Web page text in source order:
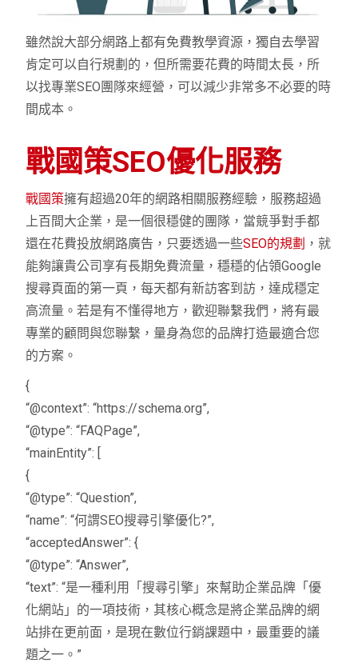
雖然說大部分網路上都有免費教學資源，獨自去學習
肯定可以自行規劃的，但所需要花費的時間太長，所
以找專業SEO團隊來經營，可以減少非常多不必要的時
間成本。
戰國策SEO優化服務
戰國策擁有超過20年的網路相關服務經驗，服務超過
上百間大企業，是一個很穩健的團隊，當競爭對手都
還在花費投放網路廣告，只要透過一些SEO的規劃 ，就
能夠讓貴公司享有長期免費流量，穩穩的佔領Google
搜尋頁面的第一頁，每天都有新訪客到訪，達成穩定
高流量。若是有不懂得地方，歡迎聯繫我們，將有最
專業的顧問與您聯繫，量身為您的品牌打造最適合您
的方案。
{
“@context”: “https://schema.org”,
“@type”: “FAQPage”,
“mainEntity”: [
{
“@type”: “Question”,
“name”: “何謂SEO搜尋引擎優化?”,
“acceptedAnswer”: {
“@type”: “Answer”,
“text”: “是一種利用「搜尋引擎」來幫助企業品牌「優
化網站」的一項技術，其核心概念是將企業品牌的網
站排在更前面，是現在數位行銷課題中，最重要的議
題之一。”